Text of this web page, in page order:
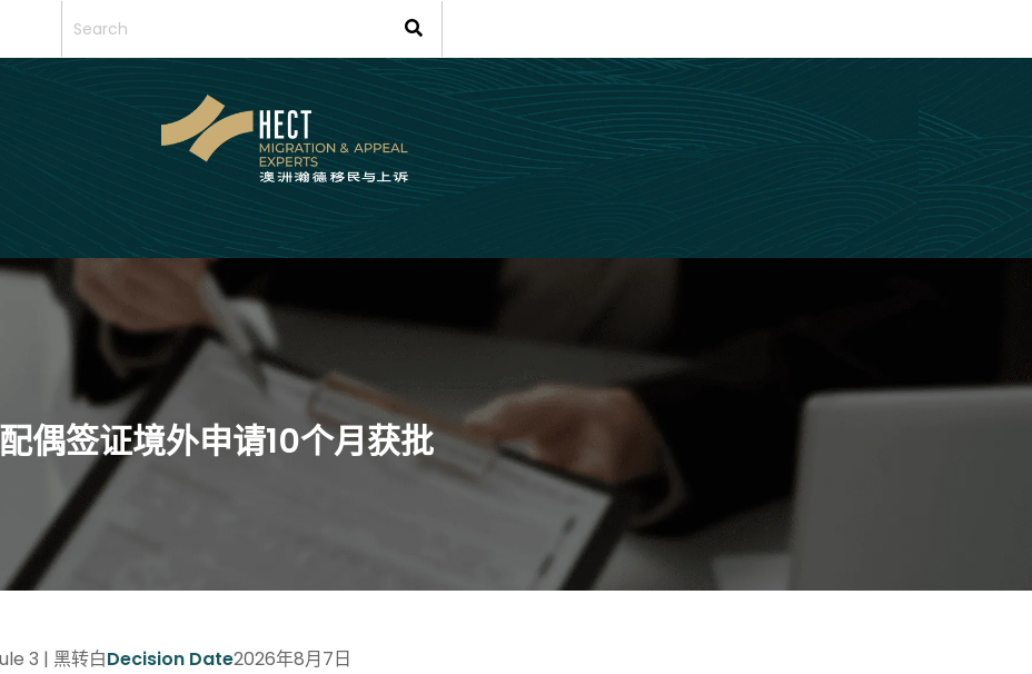
偶签证境外申请10个月获批
3 | 黑转白Decision Date2026年8月7日